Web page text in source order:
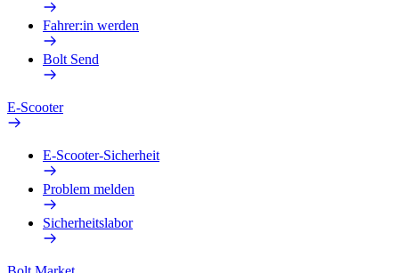
Fahrer:in werden
Bolt Send
E-Scooter
E-Scooter-Sicherheit
Problem melden
Sicherheitslabor